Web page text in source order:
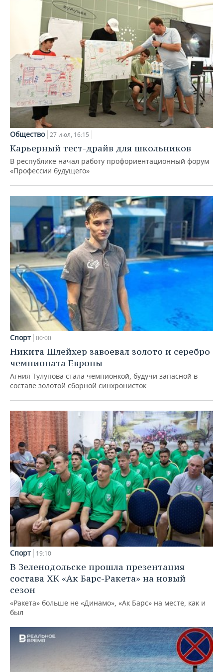
Общество 27 июл, 16:15
Карьерный тест-драйв для школьников
В республике начал работу профориентационный форум
«Профессии будущего»
Спорт 00:00
Никита Шлейхер завоевал золото и серебро
чемпионата Европы
Агния Тулупова стала чемпионкой, будучи запасной в
составе золотой сборной синхронисток
Спорт 19:10
В Зеленодольске прошла презентация
состава ХК «Ак Барс-Ракета» на новый
сезон
«Ракета» больше не «Динамо», «Ак Барс» на месте, как и
был